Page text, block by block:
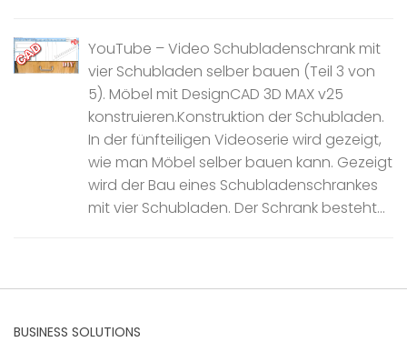
YouTube – Video Schubladenschrank mit
vier Schubladen selber bauen (Teil 3 von
5). Möbel mit DesignCAD 3D MAX v25
konstruieren.Konstruktion der Schubladen.
In der fünfteiligen Videoserie wird gezeigt,
wie man Möbel selber bauen kann. Gezeigt
wird der Bau eines Schubladenschrankes
mit vier Schubladen. Der Schrank besteht...
BUSINESS SOLUTIONS